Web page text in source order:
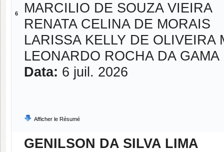
6
MARCILIO DE SOUZA VIEIRA
RENATA CELINA DE MORAIS
LARISSA KELLY DE OLIVEIRA
LEONARDO ROCHA DA GAMA
Data: 6 juil. 2026
Afficher le Résumé
GENILSON DA SILVA LIMA